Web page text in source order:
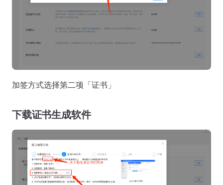
加签方式选择第二项「证书」
下载证书生成软件